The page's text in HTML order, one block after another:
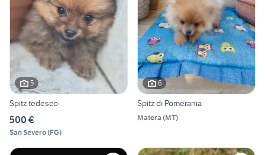
5
Spitz tedesco
500 €
San Severo(FG)
6
Spitz di Pomerania
Matera (MT)